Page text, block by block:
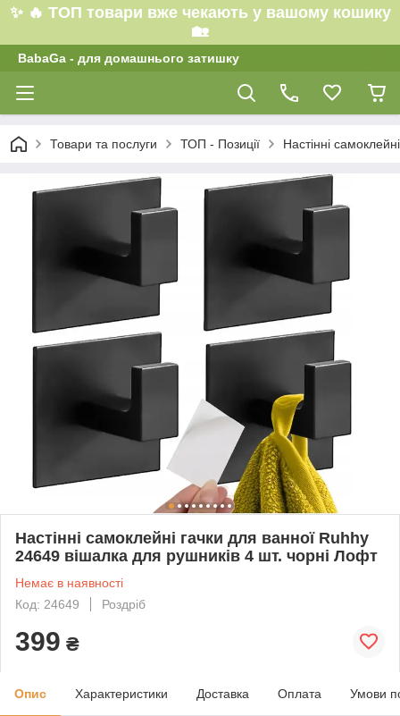
✨ 🔥 ТОП товари вже чекають у вашому кошику
🏡
BabaGa - для домашнього затишку
Товари та послуги ТОП - Позиції Настінні
Настінні самоклейні гачки для ванної Ruhhy
24649 вішалка для рушників 4 шт. чорні Лофт
Немає в наявності
Код: 24649
Роздріб
399 ₴
Опис Характеристики Доставка Оплата Умови